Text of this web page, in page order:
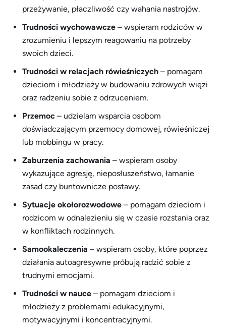
przeżywanie, płaczliwość czy wahania nastrojów.
Trudności wychowawcze – wspieram rodziców w
zrozumieniu i lepszym reagowaniu na potrzeby
swoich dzieci.
Trudności w relacjach rówieśniczych – pomagam
dzieciom i młodzieży w budowaniu zdrowych więzi
oraz radzeniu sobie z odrzuceniem.
Przemoc – udzielam wsparcia osobom
doświadczającym przemocy domowej, rówieśniczej
lub mobbingu w pracy.
Zaburzenia zachowania – wspieram osoby
wykazujące agresję, nieposłuszeństwo, łamanie
zasad czy buntownicze postawy.
Sytuacje okołorozwodowe – pomagam dzieciom i
rodzicom w odnalezieniu się w czasie rozstania oraz
w konfliktach rodzinnych.
Samookaleczenia – wspieram osoby, które poprzez
działania autoagresywne próbują radzić sobie z
trudnymi emocjami.
Trudności w nauce – pomagam dzieciom i
młodzieży z problemami edukacyjnymi,
motywacyjnymi i koncentracyjnymi.